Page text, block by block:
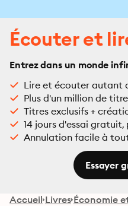
Écouter et
Entrez dans un monde
Lire et écouter autant
Plus d'un million de
Titres exclusifs +
14 jours d'essai gratuit,
Annulation facile à
Essayer
Accueil Livres Économie